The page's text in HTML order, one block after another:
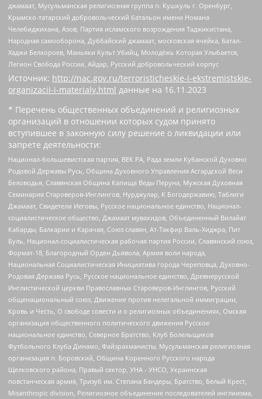
джамаат, Мусульманская религиозная группа п. Кушкуль г. Оренбург,
Крымско-татарский добровольческий батальон имени Номана
Челебиджихана, Азов, Партия исламского возрождения Таджикистана,
Народная самооборона, Дуббайский джамаат, московская ячейка, Батал-
Хаджи Белхороев, Маньяки Культ Убийц, Молодёжь Которая Улыбается,
Легион Свобода России, Айдар, Русский добровольческий корпус
Источник: http://nac.gov.ru/terroristicheskie-i-ekstremistskie-
organizacii-i-materialy.html данные на 16.11.2023
* Перечень общественных объединений и религиозных
организаций в отношении которых судом принято
вступившее в законную силу решение о ликвидации или
запрете деятельности:
Национал-большевистская партия, ВЕК РА, Рада земли Кубанской Духовно
Родовой Державы Русь, Община Духовного Управления Асгардской Веси
Беловодья, Славянская Община Капища Веды Перуна, Мужская Духовная
Семинария Староверов-Инглингов, Нурджулар, К Богодержавию, Таблиги
Джамаат, Свидетели Иеговы, Русское национальное единство, Национал-
социалистическое общество, Джамаат мувахидов, Объединенный Вилайат
Кабарды, Балкарии и Карачая, Союз славян, Ат-Такфир Валь-Хиджра, Пит
Буль, Национал-социалистическая рабочая партия России, Славянский союз,
Формат-18, Благородный Орден Дьявола, Армия воли народа,
Национальная Социалистическая Инициатива города Череповца, Духовно-
Родовая Держава Русь, Русское национальное единство, Древнерусской
Инглистической церкви Православных Староверов-Инглингов, Русский
общенациональный союз, Движение против нелегальной иммиграции,
Кровь и Честь, О свободе совести и о религиозных объединениях, Омская
организация общественного политического движения Русское
национальное единство, Северное Братство, Клуб Болельщиков
Футбольного Клуба Динамо, Файзрахманисты, Мусульманская религиозная
организация п. Боровский, Община Коренного Русского народа
Щелковского района, Правый сектор, УНА - УНСО, Украинская
повстанческая армия, Тризуб им. Степана Бандеры, Братство, Белый Крест,
Misanthropic division, Религиозное объединение последователей инглиизма,